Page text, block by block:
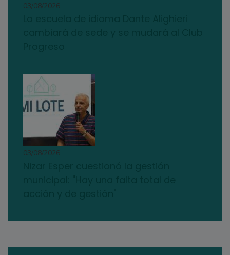
03/08/2026
03/08/2026